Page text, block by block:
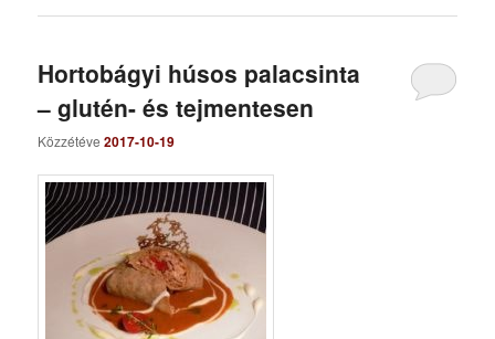
Hortobágyi húsos palacsinta
– glutén- és tejmentesen
Közzétéve2017-10-19